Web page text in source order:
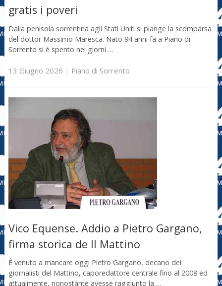
gratis i poveri
Dalla penisola sorrentina agli Stati Uniti si piange la scomparsa
del dottor Massimo Maresca. Nato 94 anni fa a Piano di
Sorrento si è spento nei giorni …
13 Giugno 2026 | Piano di Sorrento
Vico Equense. Addio a Pietro Gargano,
firma storica de Il Mattino
È venuto a mancare oggi Pietro Gargano, decano dei
giornalisti del Mattino, caporedattore centrale fino al 2008 ed
attualmente, nonostante avesse raggiunto la …